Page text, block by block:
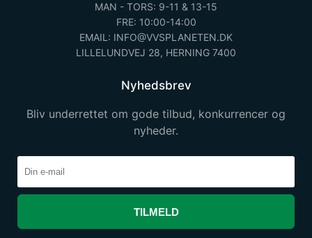
MAN - TORS: 9-11 & 13-15
FRE: 10:00-14:00
EMAIL: INFO@VVSPLANETEN.DK
LILLELUNDVEJ 28, HERNING 7400
Nyhedsbrev
Bliv underrettet om gode tilbud, konkurrencer og
nyheder.
TILMELD